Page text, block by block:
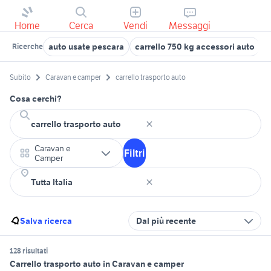
Home Cerca Vendi Messaggi
Ricerche auto usate pescara carrello 750 kg accessori auto
Subito Caravan e camper carrello trasporto auto
Cosa cerchi?
Caravan e
Camper
Filtri
Salva ricerca Dal più recente
128 risultati
Carrello trasporto auto in Caravan e camper